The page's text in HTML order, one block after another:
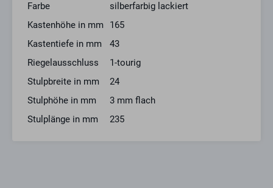
Farbe
silberfarbig lackiert
Kastenhöhe in mm
165
Kastentiefe in mm
43
Riegelausschluss
1-tourig
Stulpbreite in mm
24
Stulphöhe in mm
3 mm flach
Stulplänge in mm
235